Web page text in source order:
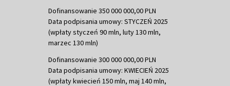
Dofinansowanie 350 000 000,00 PLN
Data podpisania umowy: STYCZEŃ 2025
(wpłaty styczeń 90 mln, luty 130 mln,
marzec 130 mln)
Dofinansowanie 300 000 000,00 PLN
Data podpisania umowy: KWIECIEŃ 2025
(wpłaty kwiecień 150 mln, maj 140 mln,